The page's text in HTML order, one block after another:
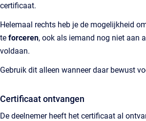
certificaat.
Helemaal rechts heb je de mogelijkheid
te forceren, ook als iemand nog niet aan
voldaan.
Gebruik dit alleen wanneer daar bewust
Certificaat ontvangen
De deelnemer heeft het certificaat al